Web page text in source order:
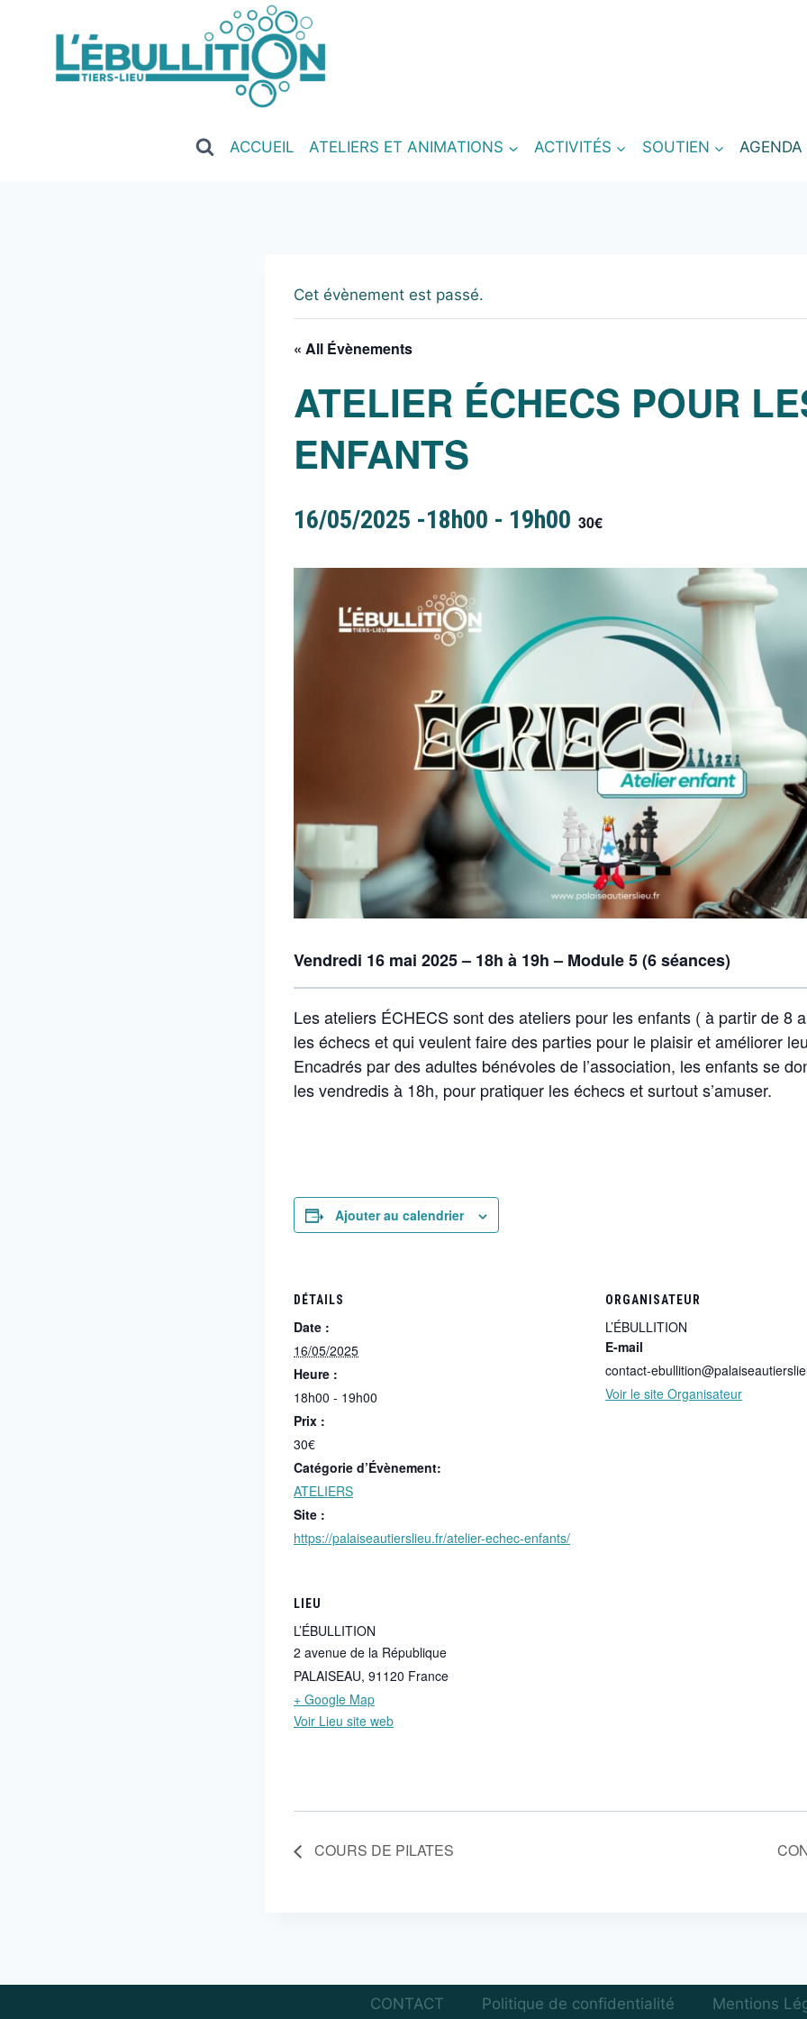
ACCUEIL ATELIERS ET ANIMATIONS ACTIVITÉS SOUTIEN AGENDA
Cet évènement est passé.
« All Évènements
ATELIER ÉCHECS POUR
ENFANTS
16/05/2025 -18h00 - 19h00 30€
Vendredi 16 mai 2025 – 18h à 19h – Module 5 (6 séances)
Les ateliers ÉCHECS sont des ateliers pour les enfants ( à partir de 8
les échecs et qui veulent faire des parties pour le plaisir et améliorer
Encadrés par des adultes bénévoles de l’association, les enfants se
les vendredis à 18h, pour pratiquer les échecs et surtout s’amuser.
Ajouter au calendrier
DÉTAILS
Date :
16/05/2025
Heure :
18h00 - 19h00
Prix :
30€
Catégorie d’Évènement:
ATELIERS
Site :
https://palaiseautierslieu.fr/atelier-echec-enfants/
ORGANISATEUR
L’ÉBULLITION
E-mail
contact-
Voir le site Organisateur
LIEU
L’ÉBULLITION
2 avenue de la République
PALAISEAU, 91120 France
+ Google Map
Voir Lieu site web
COURS DE PILATES
CONTACT Politique de confidentialité Mentions